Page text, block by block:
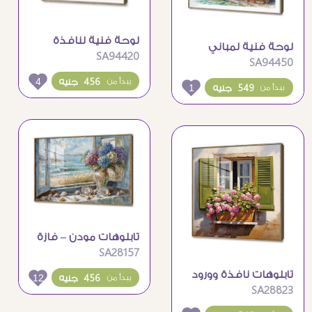
لوحة فنية لمباني
ملونة على ضفاف
بحيرة
SA94450
549 جنيه يبدأ من 1
لوحة فنية لنافذة
ريفية عتيقة مع زهور
SA94420
456 جنيه يبدأ من 4
تابلوهات نافذة وورود
SA28823
تابلوهات مودن – فازة
ورود
SA28157
456 جنيه يبدأ من 12